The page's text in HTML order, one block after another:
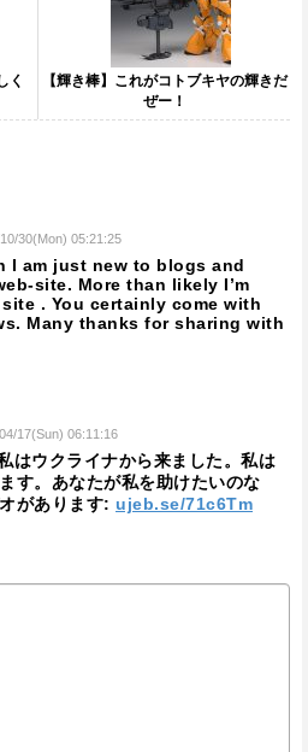
く
【輝き棒】これがコトブキヤの輝きだ
ぜー！
30(Mon) 05:21:25
I am just new to blogs and
site. More than likely I’m
. You certainly come with
Many thanks for sharing with
17(Sun) 06:11:16
はウクライナから来ました。私は
す。あなたが私を助けたいのな
があります: ujeb.se/71c6Tm